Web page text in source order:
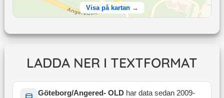
Visa på kartan →
LADDA NER I TEXTFORMAT
Göteborg/Angered- OLDhar data sedan 2009-